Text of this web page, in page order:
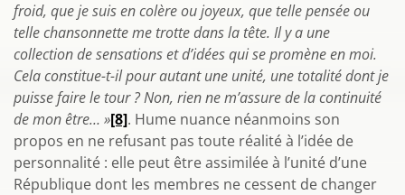
froid, que je suis en colère ou joyeux, que telle pensée ou
telle chansonnette me trotte dans la tête. Il y a une
collection de sensations et d’idées qui se promène en moi.
Cela constitue-t-il pour autant une unité, une totalité dont je
puisse faire le tour ? Non, rien ne m’assure de la continuité
de mon être… »[8]. Hume nuance néanmoins son
propos en ne refusant pas toute réalité à l’idée de
personnalité : elle peut être assimilée à l’unité d’une
République dont les membres ne cessent de changer